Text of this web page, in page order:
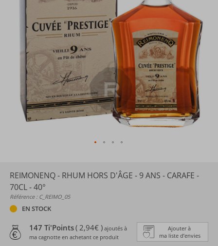
REIMONENQ - RHUM HORS D'ÂGE - 9 ANS - CARAFE -
70CL - 40°
Référence : C_REIMO_05
EN STOCK
Ajouter à
ma liste d’envies
147 Ti'Points( 2,94€ ) ajoutés à
ma cagnotte en achetant ce produit